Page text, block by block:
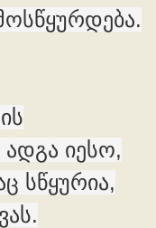
იესო,
სწყურია,